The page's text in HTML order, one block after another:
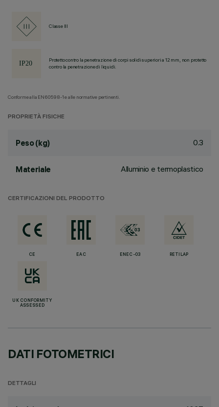
Classe III
Protetto contro la penetrazione di corpi solidi superiori a 12 mm, non protetto
contro la penetrazione di liquidi.
Conforme alla EN60598-1 e alle normative pertinenti.
PROPRIETÀ FISICHE
Peso (kg) 0.3
Materiale Alluminio e termoplastico
CERTIFICAZIONI DEL PRODOTTO
CE EAC ENEC-03 RETILAP
UK CONFORMITY
ASSESSED
DATI FOTOMETRICI
DETTAGLI